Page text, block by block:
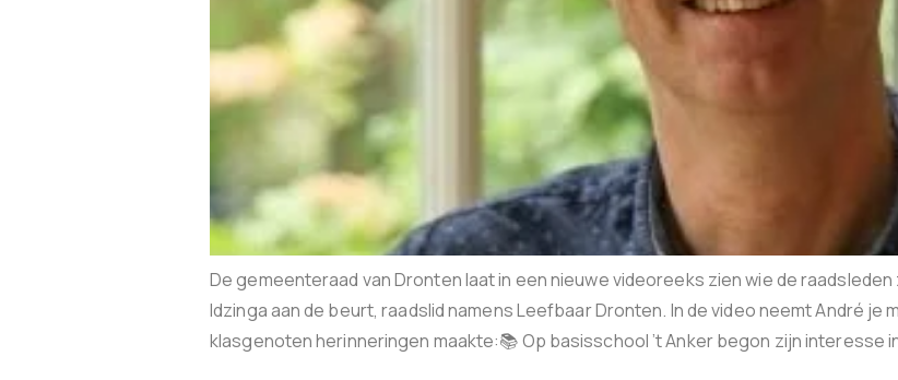
De gemeenteraad van Dronten laat in een nieuwe videoreeks zien wie de
Idzinga aan de beurt, raadslid namens Leefbaar Dronten. In de video neemt André je
klasgenoten herinneringen maakte:📚 Op basisschool ’t Anker begon zijn interesse